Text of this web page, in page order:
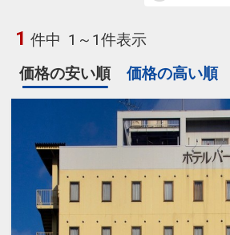
1 件中 1～1件表示
価格の安い順
価格の高い順